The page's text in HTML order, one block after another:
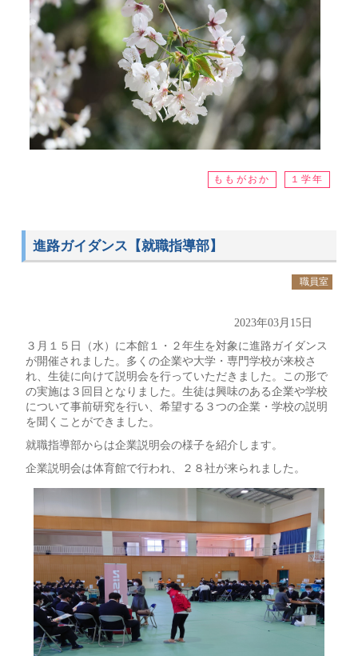
ももがおか １学年
進路ガイダンス【就職指導部】
職員室
2023年03月15日
３月１５日（水）に本館１・２年生を対象に進路ガイダンス
が開催されました。多くの企業や大学・専門学校が来校さ
れ、生徒に向けて説明会を行っていただきました。この形で
の実施は３回目となりました。生徒は興味のある企業や学校
について事前研究を行い、希望する３つの企業・学校の説明
を聞くことができました。
就職指導部からは企業説明会の様子を紹介します。
企業説明会は体育館で行われ、２８社が来られました。